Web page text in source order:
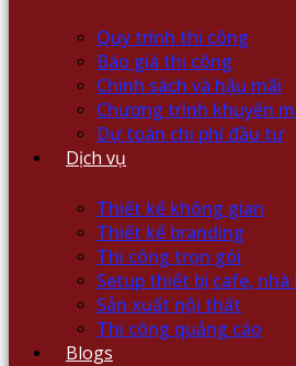
Quy trình thi công
Báo giá thi công
Chính sách và hậu mãi
Chương trình khuyến
Dự toán chi phí đầu tư
Dịch vụ
Thiết kế không gian
Thiết kế branding
Thi công trọn gói
Setup thiết bị cafe, nhà
Sản xuất nội thất
Thi công quảng cáo
Blogs